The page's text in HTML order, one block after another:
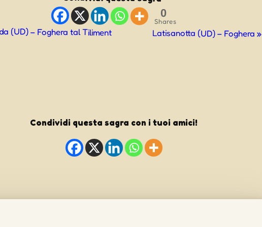
0
Shares
(UD) – Foghera tal Tiliment Latisanotta (UD) – Foghera»
Condividi questa sagra con i tuoi amici!